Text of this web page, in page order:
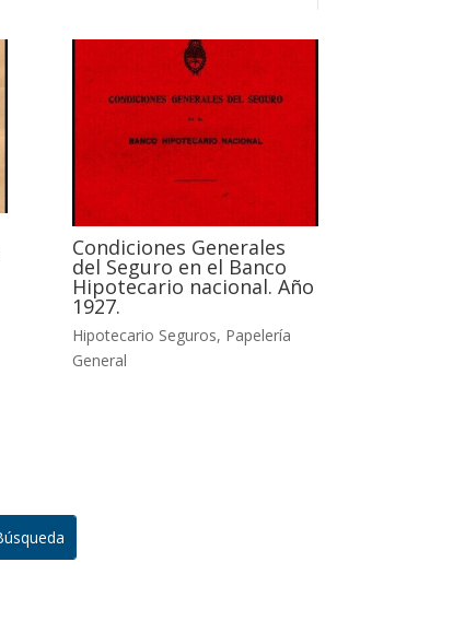
Condiciones Generales
del Seguro en el Banco
Hipotecario nacional. Año
1927.
Hipotecario Seguros, Papelería
General